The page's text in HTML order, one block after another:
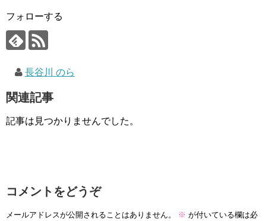
フォローする
長谷川 のら
関連記事
記事は見つかりませんでした。
コメントをどうぞ
メールアドレスが公開されることはありません。 ※ が付いている欄は必